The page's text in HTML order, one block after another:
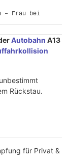
Autobahn A13
Rückstau.